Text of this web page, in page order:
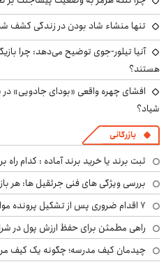
تنها منشاء شاد بودن در زندگی کشف
آنیا تیلور-جوی توضیح می‌دهد: چرا
هستند؟
افشای چهره واقعی «بودای جادویی» در
شیاد؟
بازرگانی
ثبت برند یا خرید برند آماده : کدام
بررسی ویژگی های فنی جرثقیل ها: هر
۷ اقدام ضروری پس از تشکیل پرونده مواد مخدر؛ راهنمای خانواده‌ها
راهی مطمئن برای حفظ ارزش پول در
چیدمان کیف مدرسه؛ چگونه یک کیف